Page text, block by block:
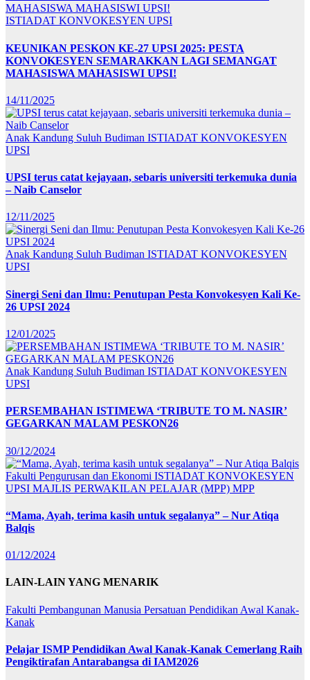
ISTIADAT KONVOKESYEN UPSI
KEUNIKAN PESKON KE-27 UPSI 2025: PESTA
KONVOKESYEN SEMARAKKAN LAGI SEMANGAT
MAHASISWA MAHASISWI UPSI!
14/11/2025
Anak Kandung Suluh Budiman ISTIADAT KONVOKESYEN
UPSI
UPSI terus catat kejayaan, sebaris universiti terkemuka dunia
– Naib Canselor
12/11/2025
Anak Kandung Suluh Budiman ISTIADAT KONVOKESYEN
UPSI
Sinergi Seni dan Ilmu: Penutupan Pesta Konvokesyen Kali Ke-
26 UPSI 2024
12/01/2025
Anak Kandung Suluh Budiman ISTIADAT KONVOKESYEN
UPSI
PERSEMBAHAN ISTIMEWA ‘TRIBUTE TO M. NASIR’
GEGARKAN MALAM PESKON26
30/12/2024
Fakulti Pengurusan dan Ekonomi ISTIADAT KONVOKESYEN
UPSI MAJLIS PERWAKILAN PELAJAR (MPP) MPP
“Mama, Ayah, terima kasih untuk segalanya” – Nur Atiqa
Balqis
01/12/2024
LAIN-LAIN YANG MENARIK
Fakulti Pembangunan Manusia Persatuan Pendidikan Awal Kanak-
Kanak
Pelajar ISMP Pendidikan Awal Kanak-Kanak Cemerlang Raih
Pengiktirafan Antarabangsa di IAM2026